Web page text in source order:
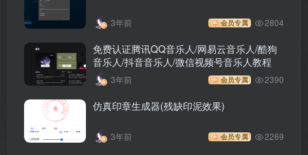
3年前 会员专属 2804
免费认证腾讯QQ音乐人/网易云音乐人/酷狗
音乐人/抖音音乐人/微信视频号音乐人教程
3年前 会员专属 2390
仿真印章生成器(残缺印泥效果)
3年前 会员专属 2269